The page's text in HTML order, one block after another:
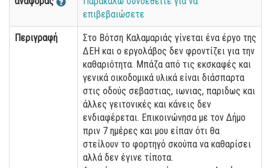
επιβεβαιώσετε
Περιγραφή
Στο Βότση Καλαμαριάς γίνεται ένα έργο της
ΔΕΗ και ο εργολάβος δεν φροντίζει για την
καθαριότητα. Μπάζα από τις εκσκαφές και
γενικά οικοδομικά υλικά είναι διάσπαρτα
στις οδούς σεβαστιας, ιωνιας, παριδως και
άλλες γειτονικές και κάνεις δεν
ενδιαφέρεται. Επικοινώνησα με τον Δήμο
πριν 7 ημέρες και μου είπαν ότι θα
στείλουν το φορτηγό σκούπα να καθαρίσει
αλλά δεν έγινε τίποτα.